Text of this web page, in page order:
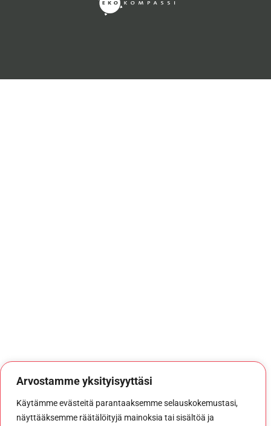
Arvostamme yksityisyyttäsi
Käytämme evästeitä parantaaksemme selauskokemustasi,
näyttääksemme räätälöityjä mainoksia tai sisältöä ja